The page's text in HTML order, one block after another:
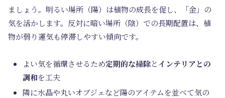
ましょう。明るい場所（陽）は植物の成長を促し、「金」の
気を活かします。反対に暗い場所（陰）での長期配置は、植
物が弱り運気も停滞しやすい傾向です。
よい気を循環させるため定期的な掃除とインテリアとの
調和を工夫
隣に水晶や丸いオブジェなど陽のアイテムを並べて気の